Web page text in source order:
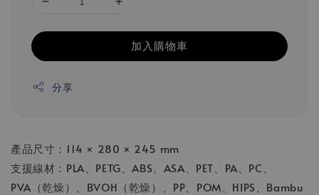
加入購物車
分享
產品尺寸：114 × 280 × 245 mm
支援線材：PLA、PETG、ABS、ASA、PET、PA、PC、
PVA（乾燥）、BVOH（乾燥）、PP、POM、HIPS、Bambu